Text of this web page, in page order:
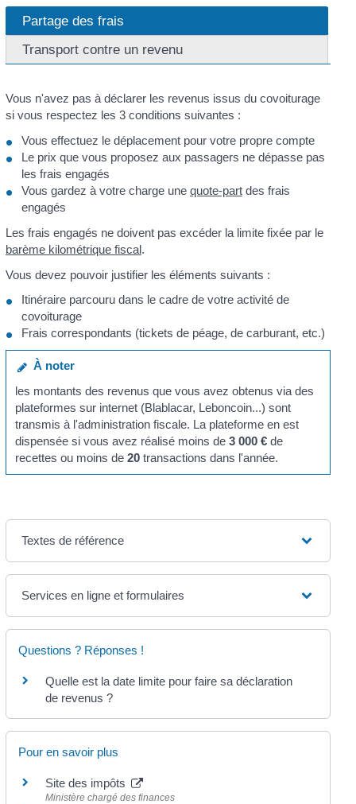
Partage des frais
Transport contre un revenu
Vous n'avez pas à déclarer les revenus issus du covoiturage
si vous respectez les 3 conditions suivantes :
Vous effectuez le déplacement pour votre propre compte
Le prix que vous proposez aux passagers ne dépasse pas
les frais engagés
Vous gardez à votre charge une quote-partdes frais
engagés
Les frais engagés ne doivent pas excéder la limite fixée par le
barème kilométrique fiscal.
Vous devez pouvoir justifier les éléments suivants :
Itinéraire parcouru dans le cadre de votre activité de
covoiturage
Frais correspondants (tickets de péage, de carburant, etc.)
À noter
les montants des revenus que vous avez obtenus via des
plateformes sur internet (Blablacar, Leboncoin...) sont
transmis à l'administration fiscale. La plateforme en est
dispensée si vous avez réalisé moins de3 000 € de
recettes ou moins de20 transactions dans l'année.
Textes de référence
Services en ligne et formulaires
Questions ? Réponses !
Quelle est la date limite pour faire sa déclaration
de revenus ?
Pour en savoir plus
Site des impôts
Ministère chargé des finances